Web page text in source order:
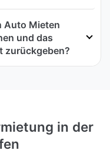
Auto Mieten
und das
zurückgeben?
in der